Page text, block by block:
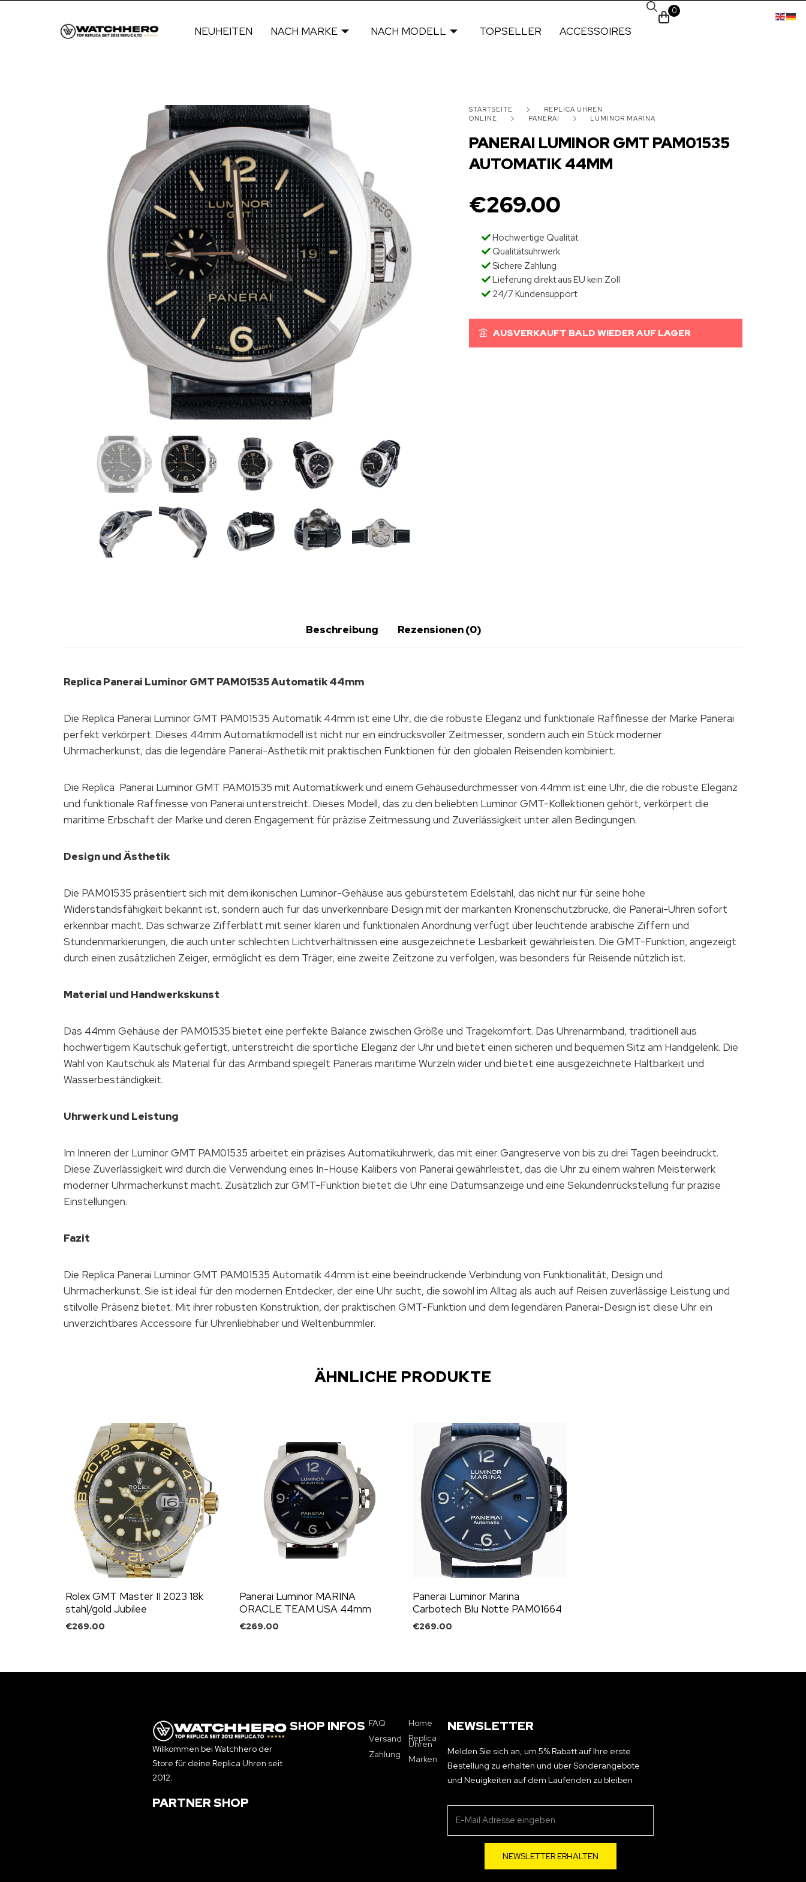
NEUHEITEN NACH MARKE NACH MODELL TOPSELLER ACCESSOIRES
0
STARTSEITE
REPLICA UHREN
ONLINE
PANERAI LUMINOR MARINA
PANERAI LUMINOR GMT PAM01535
AUTOMATIK 44MM
€269.00
Hochwertige Qualität
Qualitätsuhrwerk
Sichere Zahlung
Lieferung direkt aus EU kein Zoll
24/7 Kundensupport
AUSVERKAUFT BALD WIEDER AUF LAGER
Beschreibung Rezensionen (0)
Replica Panerai Luminor GMT PAM01535 Automatik 44mm
Die Replica Panerai Luminor GMT PAM01535 Automatik 44mm ist eine Uhr, die die robuste Eleganz und funktionale Raffinesse der Marke Panerai
perfekt verkörpert. Dieses 44mm Automatikmodell ist nicht nur ein eindrucksvoller Zeitmesser, sondern auch ein Stück moderner
Uhrmacherkunst, das die legendäre Panerai-Ästhetik mit praktischen Funktionen für den globalen Reisenden kombiniert.
Die Replica Panerai Luminor GMT PAM01535 mit Automatikwerk und einem Gehäusedurchmesser von 44mm ist eine Uhr, die die robuste Eleganz
und funktionale Raffinesse von Panerai unterstreicht. Dieses Modell, das zu den beliebten Luminor GMT-Kollektionen gehört, verkörpert die
maritime Erbschaft der Marke und deren Engagement für präzise Zeitmessung und Zuverlässigkeit unter allen Bedingungen.
Design und Ästhetik
Die PAM01535 präsentiert sich mit dem ikonischen Luminor-Gehäuse aus gebürstetem Edelstahl, das nicht nur für seine hohe
Widerstandsfähigkeit bekannt ist, sondern auch für das unverkennbare Design mit der markanten Kronenschutzbrücke, die Panerai-Uhren sofort
erkennbar macht. Das schwarze Zifferblatt mit seiner klaren und funktionalen Anordnung verfügt über leuchtende arabische Ziffern und
Stundenmarkierungen, die auch unter schlechten Lichtverhältnissen eine ausgezeichnete Lesbarkeit gewährleisten. Die GMT-Funktion, angezeigt
durch einen zusätzlichen Zeiger, ermöglicht es dem Träger, eine zweite Zeitzone zu verfolgen, was besonders für Reisende nützlich ist.
Material und Handwerkskunst
Das 44mm Gehäuse der PAM01535 bietet eine perfekte Balance zwischen Größe und Tragekomfort. Das Uhrenarmband, traditionell aus
hochwertigem Kautschuk gefertigt, unterstreicht die sportliche Eleganz der Uhr und bietet einen sicheren und bequemen Sitz am Handgelenk. Die
Wahl von Kautschuk als Material für das Armband spiegelt Panerais maritime Wurzeln wider und bietet eine ausgezeichnete Haltbarkeit und
Wasserbeständigkeit.
Uhrwerk und Leistung
Im Inneren der Luminor GMT PAM01535 arbeitet ein präzises Automatikuhrwerk, das mit einer Gangreserve von bis zu drei Tagen beeindruckt.
Diese Zuverlässigkeit wird durch die Verwendung eines In-House Kalibers von Panerai gewährleistet, das die Uhr zu einem wahren Meisterwerk
moderner Uhrmacherkunst macht. Zusätzlich zur GMT-Funktion bietet die Uhr eine Datumsanzeige und eine Sekundenrückstellung für präzise
Einstellungen.
Fazit
Die Replica Panerai Luminor GMT PAM01535 Automatik 44mm ist eine beeindruckende Verbindung von Funktionalität, Design und
Uhrmacherkunst. Sie ist ideal für den modernen Entdecker, der eine Uhr sucht, die sowohl im Alltag als auch auf Reisen zuverlässige Leistung und
stilvolle Präsenz bietet. Mit ihrer robusten Konstruktion, der praktischen GMT-Funktion und dem legendären Panerai-Design ist diese Uhr ein
unverzichtbares Accessoire für Uhrenliebhaber und Weltenbummler.
ÄHNLICHE PRODUKTE
Rolex GMT Master II 2023 18k
stahl/gold Jubilee
€269.00
Panerai Luminor MARINA
ORACLE TEAM USA 44mm
€269.00
Panerai Luminor Marina
Carbotech Blu Notte PAM01664
€269.00
Willkommen bei Watchhero der
Store für deine Replica Uhren seit
2012.
PARTNER SHOP
SHOP INFOS FAQ
Versand
Zahlung
Home
Replica
Uhren
Marken
NEWSLETTER
Melden Sie sich an, um 5% Rabatt auf Ihre erste
Bestellung zu erhalten und über Sonderangebote
und Neuigkeiten auf dem Laufenden zu bleiben
NEWSLETTER ERHALTEN